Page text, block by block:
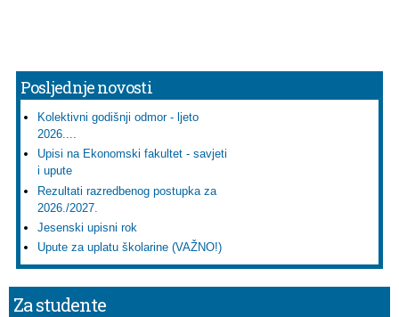
Posljednje novosti
Kolektivni godišnji odmor - ljeto
2026....
Upisi na Ekonomski fakultet - savjeti
i upute
Rezultati razredbenog postupka za
2026./2027.
Jesenski upisni rok
Upute za uplatu školarine (VAŽNO!)
Za studente